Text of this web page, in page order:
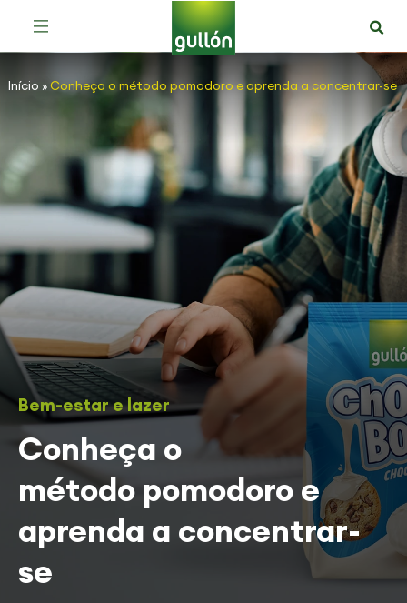
Início »Conheça o método pomodoro e aprenda a concentrar-se
Bem-estar e lazer
Conheça o
método pomodoro e
aprenda a concentrar-
se